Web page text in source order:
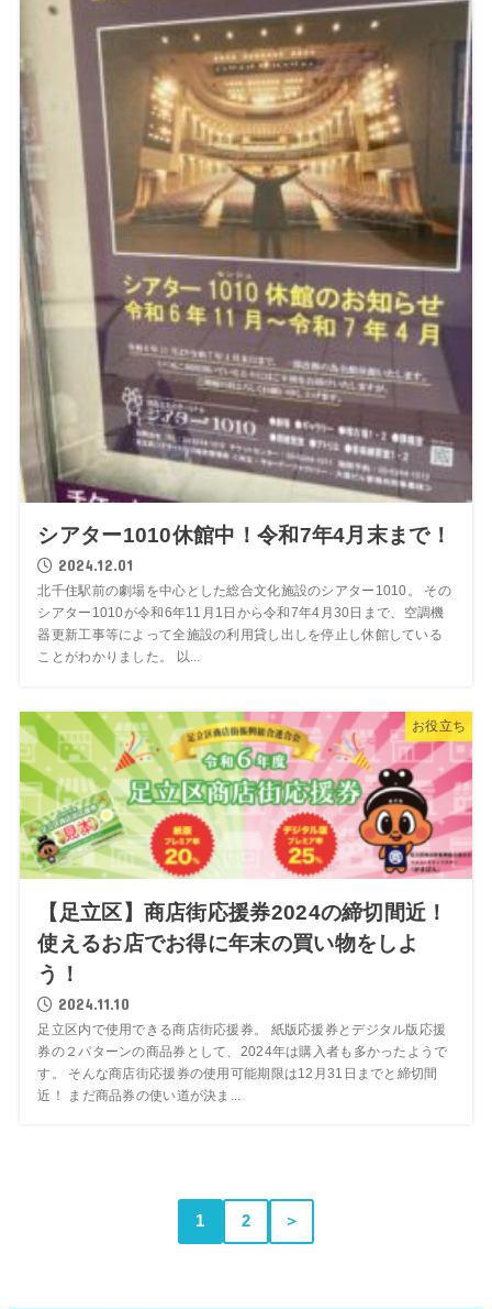
シアター1010休館中！令和7年4月末まで！
2024.12.01
北千住駅前の劇場を中心とした総合文化施設のシアター1010。 その
シアター1010が令和6年11月1日から令和7年4月30日まで、空調機
器更新工事等によって全施設の利用貸し出しを停止し休館している
ことがわかりました。 以...
お役立ち
【足立区】商店街応援券2024の締切間近！
使えるお店でお得に年末の買い物をしよ
う！
2024.11.10
足立区内で使用できる商店街応援券。 紙版応援券とデジタル版応援
券の２パターンの商品券として、2024年は購入者も多かったようで
す。 そんな商店街応援券の使用可能期限は12月31日までと締切間
近！ まだ商品券の使い道が決ま...
1 2 ＞